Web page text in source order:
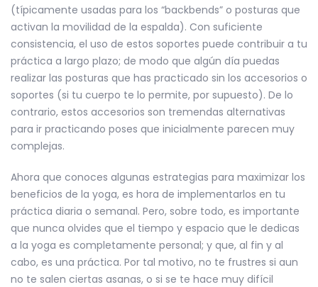
(típicamente usadas para los “backbends” o posturas que
activan la movilidad de la espalda). Con suficiente
consistencia, el uso de estos soportes puede contribuir a tu
práctica a largo plazo; de modo que algún día puedas
realizar las posturas que has practicado sin los accesorios o
soportes (si tu cuerpo te lo permite, por supuesto). De lo
contrario, estos accesorios son tremendas alternativas
para ir practicando poses que inicialmente parecen muy
complejas.
Ahora que conoces algunas estrategias para maximizar los
beneficios de la yoga, es hora de implementarlos en tu
práctica diaria o semanal. Pero, sobre todo, es importante
que nunca olvides que el tiempo y espacio que le dedicas
a la yoga es completamente personal; y que, al fin y al
cabo, es una práctica. Por tal motivo, no te frustres si aun
no te salen ciertas asanas, o si se te hace muy difícil